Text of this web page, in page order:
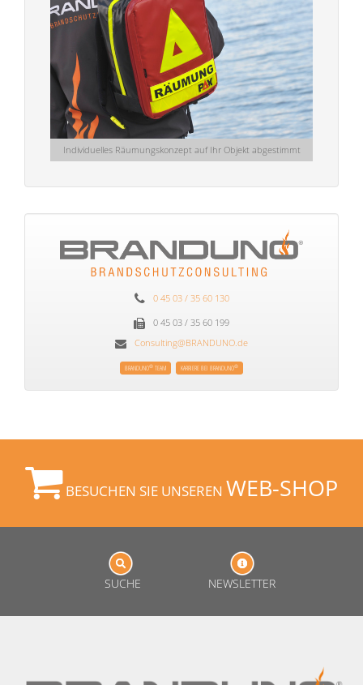
Individuelles Räumungskonzept auf Ihr Objekt abgestimmt
0 45 03 / 35 60 130
0 45 03 / 35 60 199
Consulting@BRANDUNO.de
BRANDUNO® TEAM KARRIERE BEI BRANDUNO®
BESUCHEN SIE UNSEREN WEB-SHOP
SUCHE NEWSLETTER